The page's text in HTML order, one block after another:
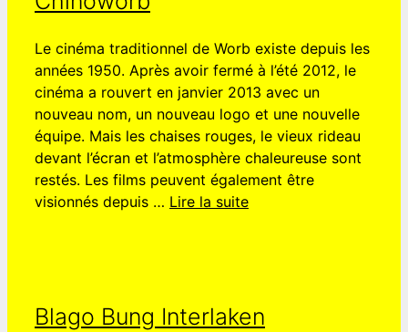
Le cinéma traditionnel de Worb existe depuis les
années 1950. Après avoir fermé à l’été 2012, le
cinéma a rouvert en janvier 2013 avec un
nouveau nom, un nouveau logo et une nouvelle
équipe. Mais les chaises rouges, le vieux rideau
devant l’écran et l’atmosphère chaleureuse sont
restés. Les films peuvent également être
visionnés depuis … Lire la suite
Blago Bung Interlaken